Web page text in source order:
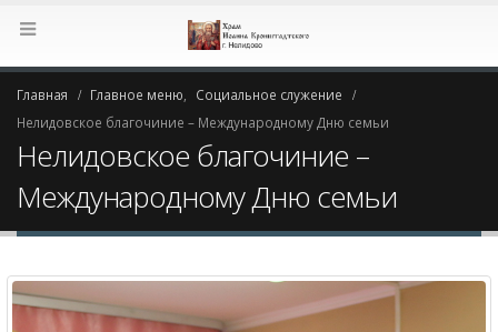
Главная Главное меню,
Социальное служение
Нелидовское благочиние – Международному Дню семьи
Нелидовское благочиние –
Международному Дню семьи